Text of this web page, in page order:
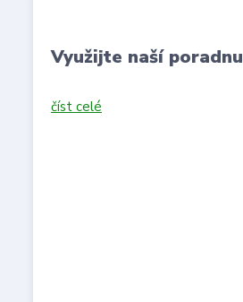
Využijte naší poradnu
číst celé